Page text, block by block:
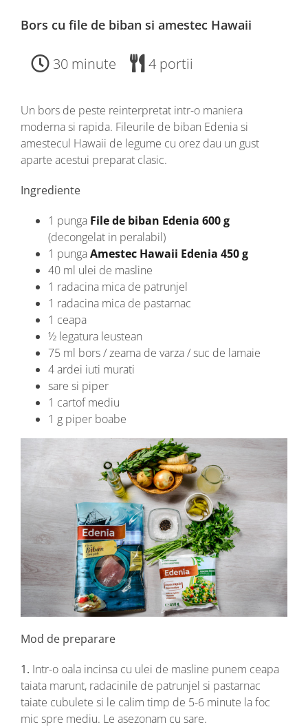
Bors cu file de biban si amestec Hawaii
30 minute 4 portii
Un bors de peste reinterpretat intr-o maniera
moderna si rapida. Fileurile de biban Edenia si
amestecul Hawaii de legume cu orez dau un gust
aparte acestui preparat clasic.
Ingrediente
1 punga File de biban Edenia 600 g
(decongelat in peralabil)
1 pungaAmestec Hawaii Edenia 450 g
40 ml ulei de masline
1 radacina mica de patrunjel
1 radacina mica de pastarnac
1 ceapa
½ legatura leustean
75 ml bors / zeama de varza / suc de lamaie
4 ardei iuti murati
sare si piper
1 cartof mediu
1 g piper boabe
Mod de preparare
1. Intr-o oala incinsa cu ulei de masline punem ceapa
taiata marunt, radacinile de patrunjel si pastarnac
taiate cubulete si le calim timp de 5-6 minute la foc
mic spre mediu. Le asezonam cu sare.